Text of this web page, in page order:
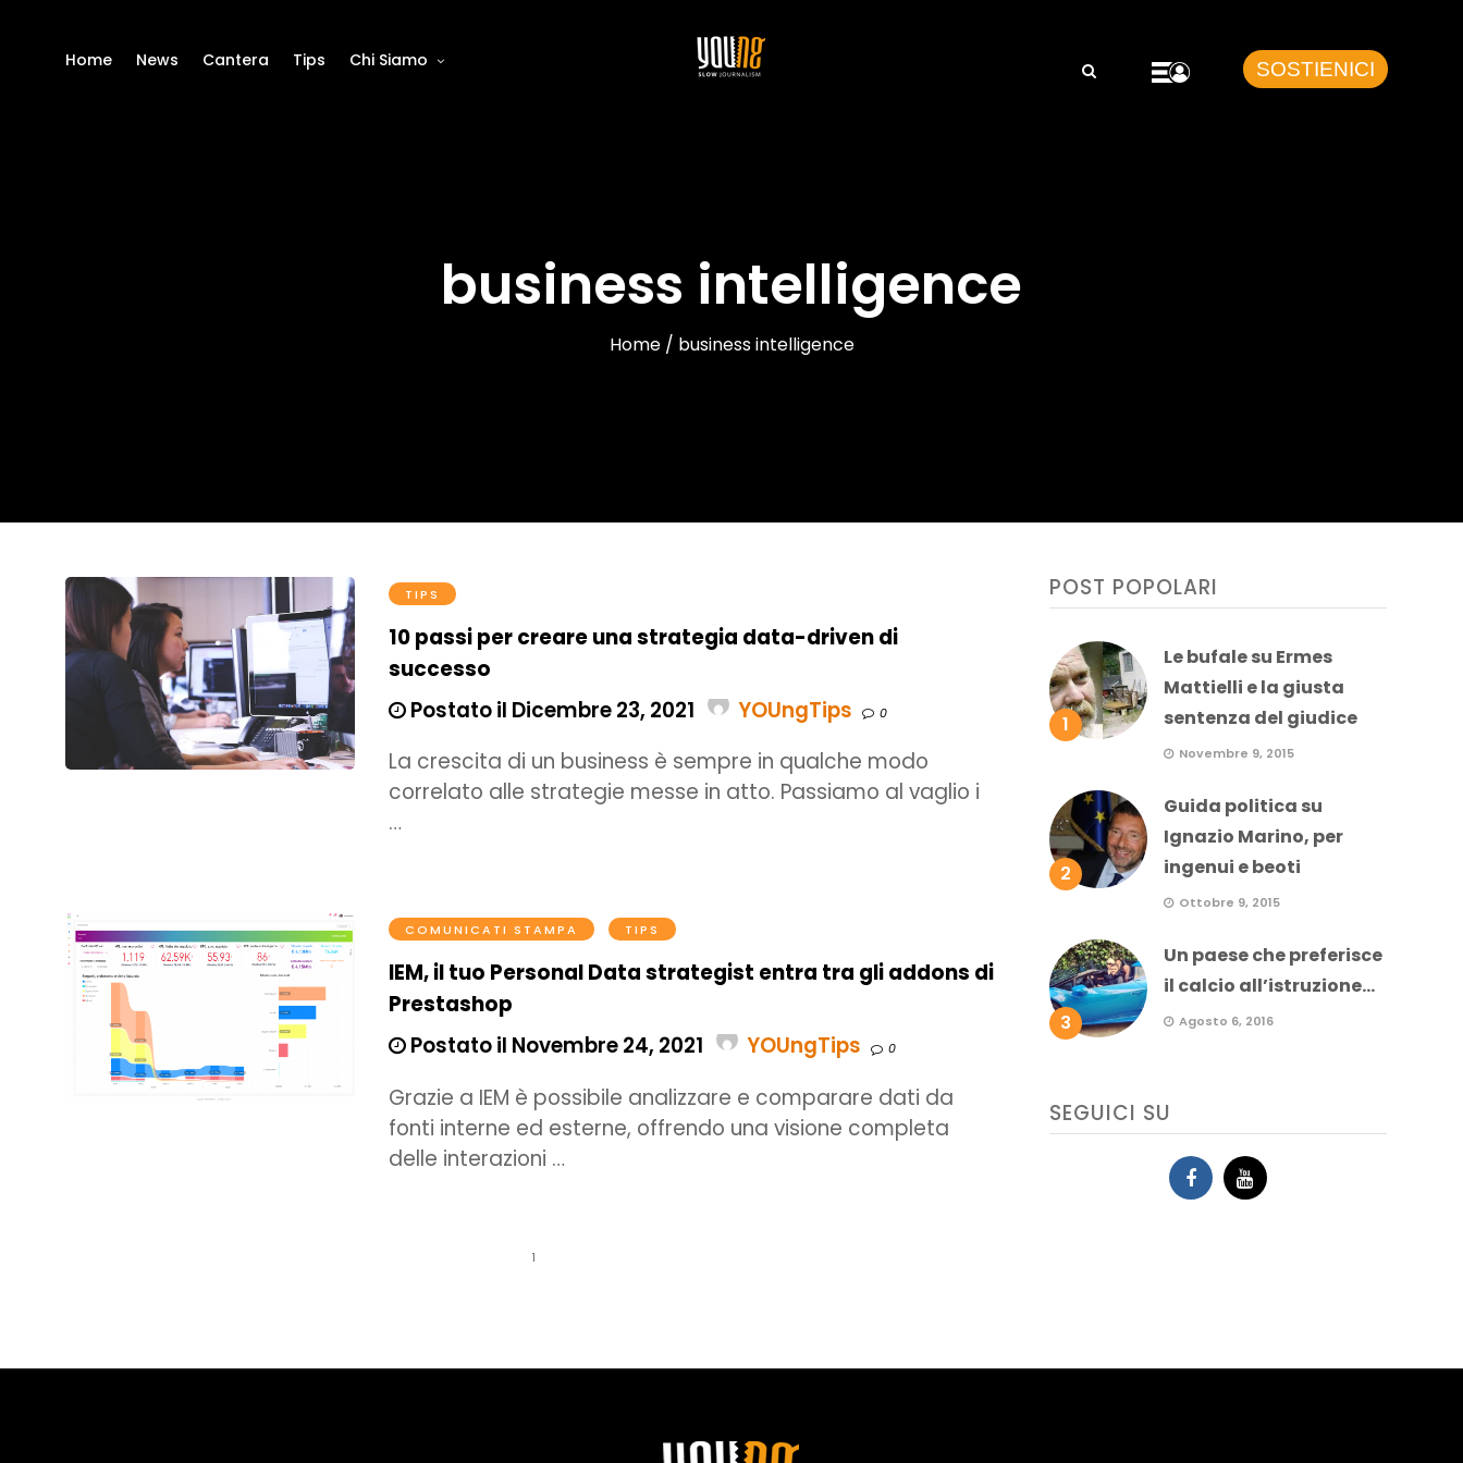
Home News Cantera Tips Chi Siamo SOSTIENICI
business intelligence
Home / business intelligence
TIPS
10 passi per creare una strategia data-driven di
successo
Postato il Dicembre 23, 2021
YOUngTips 0
La crescita di un business è sempre in qualche modo
correlato alle strategie messe in atto. Passiamo al vaglio i
…
COMUNICATI STAMPA TIPS
IEM, il tuo Personal Data strategist entra tra gli addons di
Prestashop
Postato il Novembre 24, 2021
YOUngTips 0
Grazie a IEM è possibile analizzare e comparare dati da
fonti interne ed esterne, offrendo una visione completa
delle interazioni …
1
POST POPOLARI
1
Le bufale su Ermes
Mattielli e la giusta
sentenza del giudice
Novembre 9, 2015
2
Guida politica su
Ignazio Marino, per
ingenui e beoti
Ottobre 9, 2015
3
Un paese che preferisce
il calcio all’istruzione...
Agosto 6, 2016
SEGUICI SU